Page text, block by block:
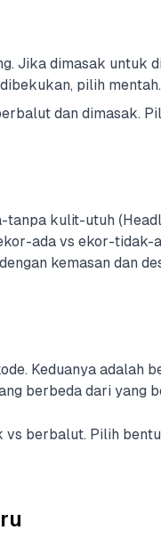
Jika dimasak untuk
pilih mentah.
dan dimasak.
tanpa kulit-utuh
ada vs ekor-tidak-
kemasan dan
Keduanya adalah
berbeda dari yang
vs berbalut. Pilih